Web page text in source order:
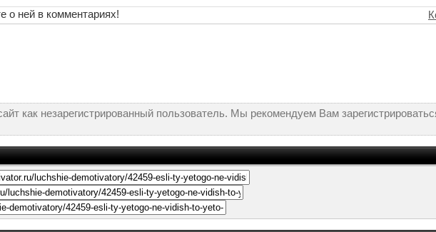
ней в комментариях!
как незарегистрированный пользователь. Мы рекомендуем Вам